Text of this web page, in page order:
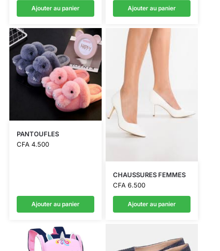
Ajouter au panier Ajouter au panier
PANTOUFLES
CFA4.500
Ajouter au panier
CHAUSSURES FEMMES
CFA6.500
Ajouter au panier